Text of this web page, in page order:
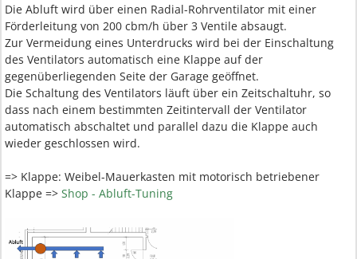
Die Abluft wird über einen Radial-Rohrventilator mit einer
Förderleitung von 200 cbm/h über 3 Ventile absaugt.
Zur Vermeidung eines Unterdrucks wird bei der Einschaltung
des Ventilators automatisch eine Klappe auf der
gegenüberliegenden Seite der Garage geöffnet.
Die Schaltung des Ventilators läuft über ein Zeitschaltuhr, so
dass nach einem bestimmten Zeitintervall der Ventilator
automatisch abschaltet und parallel dazu die Klappe auch
wieder geschlossen wird.
=> Klappe: Weibel-Mauerkasten mit motorisch betriebener
Klappe => Shop - Abluft-Tuning